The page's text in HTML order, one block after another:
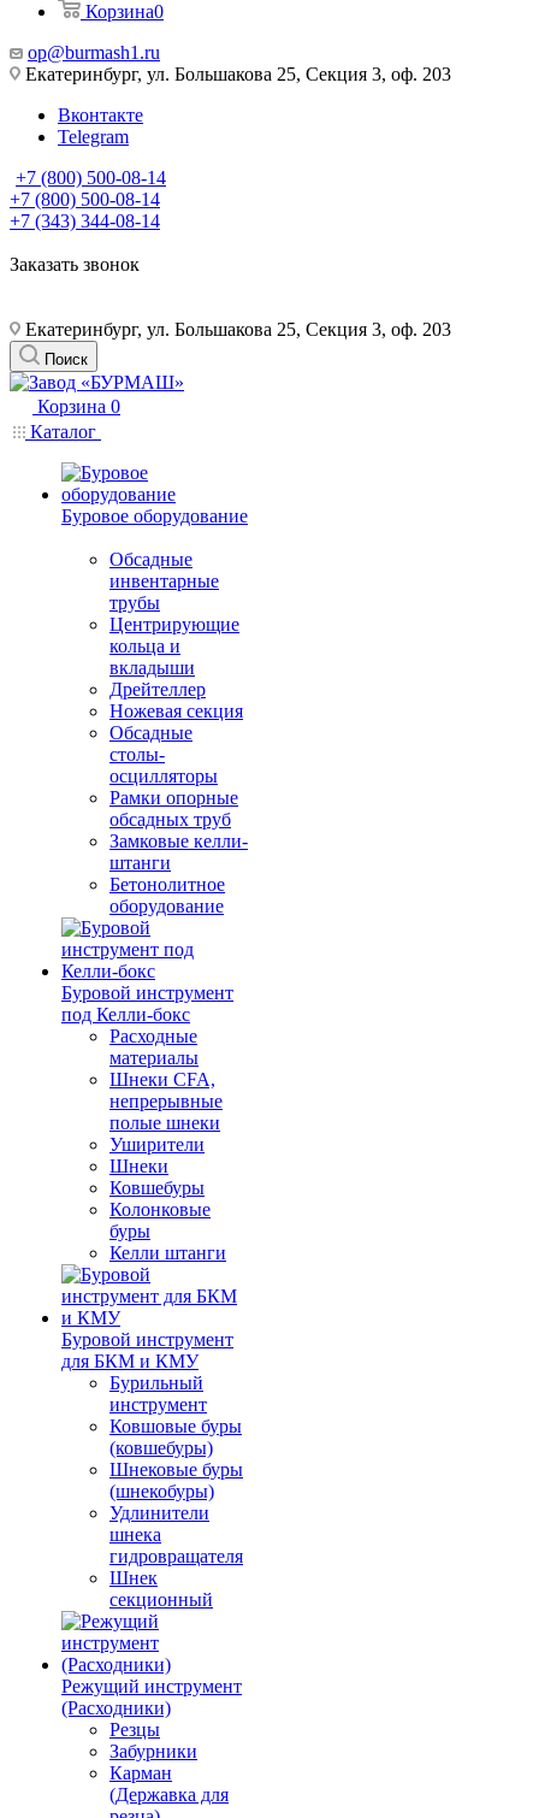
Корзина0
op@burmash1.ru
Екатеринбург, ул. Большакова 25, Секция 3, оф. 203
Вконтакте
Telegram
+7 (800) 500-08-14
+7 (800) 500-08-14
+7 (343) 344-08-14
Заказать звонок
Екатеринбург, ул. Большакова 25, Секция 3, оф. 203
Поиск
Корзина 0
Каталог
Буровое оборудование
Обсадные
инвентарные
трубы
Центрирующие
кольца и
вкладыши
Дрейтеллер
Ножевая секция
Обсадные
столы-
осцилляторы
Рамки опорные
обсадных труб
Замковые келли-
штанги
Бетонолитное
оборудование
Буровой инструмент
под Келли-бокс
Расходные
материалы
Шнеки CFA,
непрерывные
полые шнеки
Уширители
Шнеки
Ковшебуры
Колонковые
буры
Келли штанги
Буровой инструмент
для БКМ и КМУ
Бурильный
инструмент
Ковшовые буры
(ковшебуры)
Шнековые буры
(шнекобуры)
Удлинители
шнека
гидровращателя
Шнек
секционный
Режущий инструмент
(Расходники)
Резцы
Забурники
Карман
(Державка для